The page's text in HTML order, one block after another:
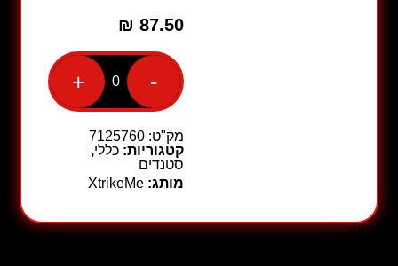
87.50
₪
-
כמות
של
מעמד
שולחני
לאוזניות
גיימינג
דגם
HT-
XtrikeMe
+
מק"ט: 7125760
קטגוריות: כללי,
סטנדים
מותג: XtrikeMe
תיאור